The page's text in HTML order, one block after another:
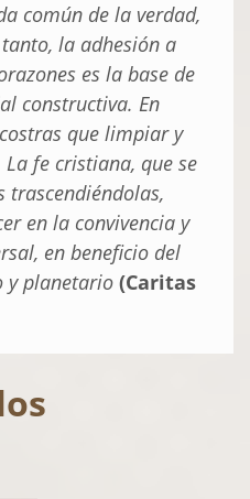
común de la verdad,
la adhesión a
es la base de
constructiva. En
que limpiar y
fe cristiana, que se
trascendiéndolas,
en la convivencia y
en beneficio del
y planetario (Caritas